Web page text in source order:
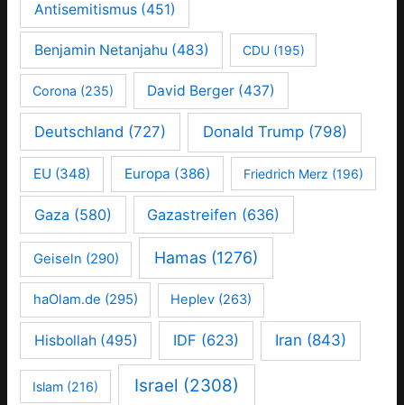
Antisemitismus(451)
Benjamin Netanjahu (483) CDU(195)
Corona (235) David Berger (437)
Deutschland (727) Donald Trump(798)
EU (348) Europa (386) Friedrich Merz (196)
Gaza (580) Gazastreifen (636)
Geiseln (290) Hamas (1276)
haOlam.de (295) Heplev (263)
Hisbollah(495) IDF (623) Iran (843)
Islam (216) Israel (2308)